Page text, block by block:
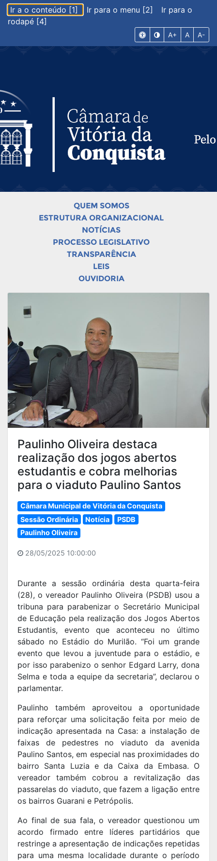
Ir a o conteúdo [1] Ir para o menu [2]
Ir para o
rodapé [4]
A+ A A-
QUEM SOMOS
ESTRUTURA ORGANIZACIONAL
NOTÍCIAS
PROCESSO LEGISLATIVO
TRANSPARÊNCIA
LEIS
OUVIDORIA
Paulinho Oliveira destaca
realização dos jogos abertos
estudantis e cobra melhorias
para o viaduto Paulino Santos
Câmara Municipal de Vitória da Conquista
Sessão Ordinária
Notícia
PSDB
Paulinho Oliveira
28/05/2025 10:00:00
Durante a sessão ordinária desta quarta-feira
(28), o vereador Paulinho Oliveira (PSDB) usou a
tribuna para parabenizar o Secretário Municipal
de Educação pela realização dos Jogos Abertos
Estudantis, evento que aconteceu no último
sábado no Estádio do Murilão. “Foi um grande
evento que levou a juventude para o estádio, e
por isso parabenizo o senhor Edgard Larry, dona
Selma e toda a equipe da secretaria”, declarou o
parlamentar.
Paulinho também aproveitou a oportunidade
para reforçar uma solicitação feita por meio de
indicação apresentada na Casa: a instalação de
faixas de pedestres no viaduto da avenida
Paulino Santos, em especial nas proximidades do
bairro Santa Luzia e da Caixa da Embasa. O
vereador também cobrou a revitalização das
passarelas do viaduto, que fazem a ligação entre
os bairros Guarani e Petrópolis.
Ao final de sua fala, o vereador questionou um
acordo firmado entre líderes partidários que
restringe a apresentação de indicações repetidas
para uma mesma localidade durante o período